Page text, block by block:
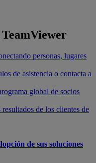
personas, lugares
de asistencia o contacta a
global de socios
de los clientes de
de sus soluciones